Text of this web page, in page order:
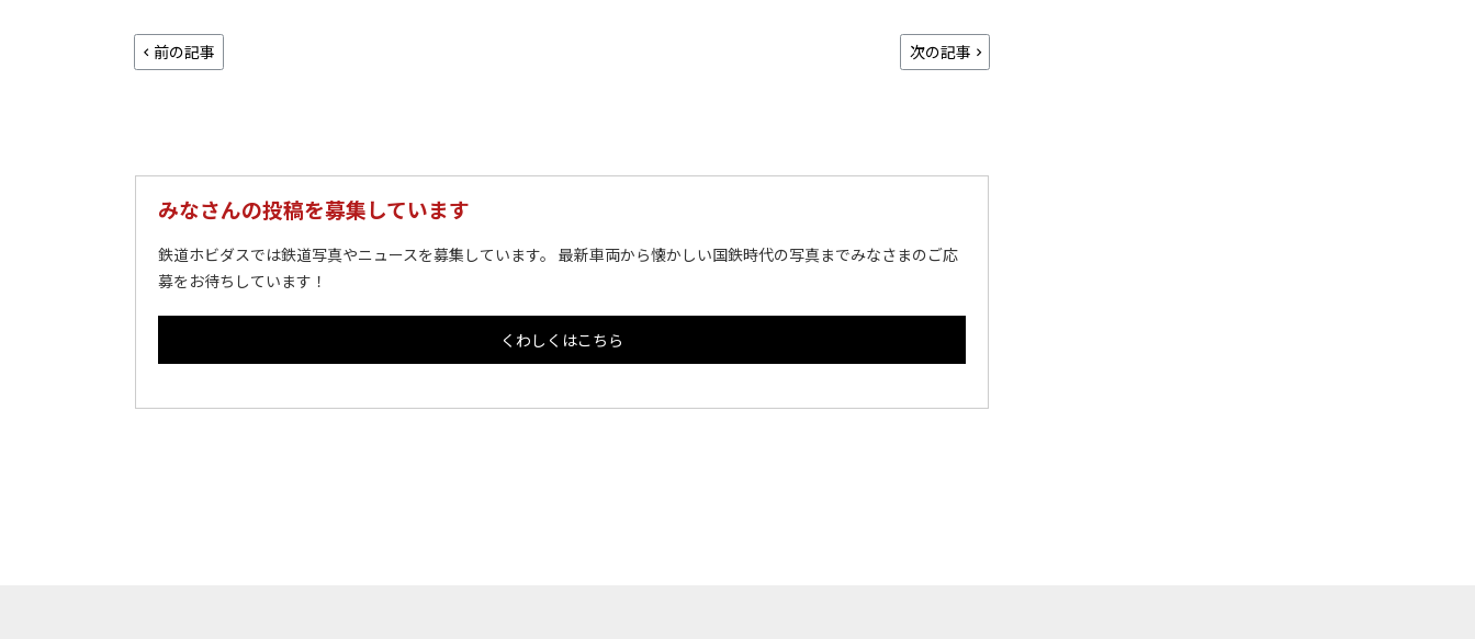
前の記事 次の記事
みなさんの投稿を募集しています
鉄道ホビダスでは鉄道写真やニュースを募集しています。 最新車両から懐かしい国鉄時代の写真までみなさまのご応
募をお待ちしています！
くわしくはこちら